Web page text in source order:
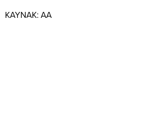
KAYNAK: AA